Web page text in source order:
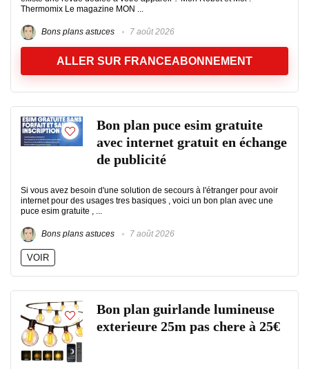
Thermomix Le magazine MON ...
Bons plans astuces 7 août 2026
ALLER SUR FRANCEABONNEMENT
Bon plan puce esim gratuite
avec internet gratuit en échange
de publicité
Si vous avez besoin d'une solution de secours à l'étranger pour avoir
internet pour des usages tres basiques , voici un bon plan avec une
puce esim gratuite , ...
Bons plans astuces 7 août 2026
VOIR
Bon plan guirlande lumineuse
exterieure 25m pas chere à 25€